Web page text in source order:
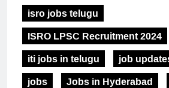
isro jobs telugu
ISRO LPSC Recruitment 2024
iti jobs in telugu
job
jobs
Jobs in Hyderabad